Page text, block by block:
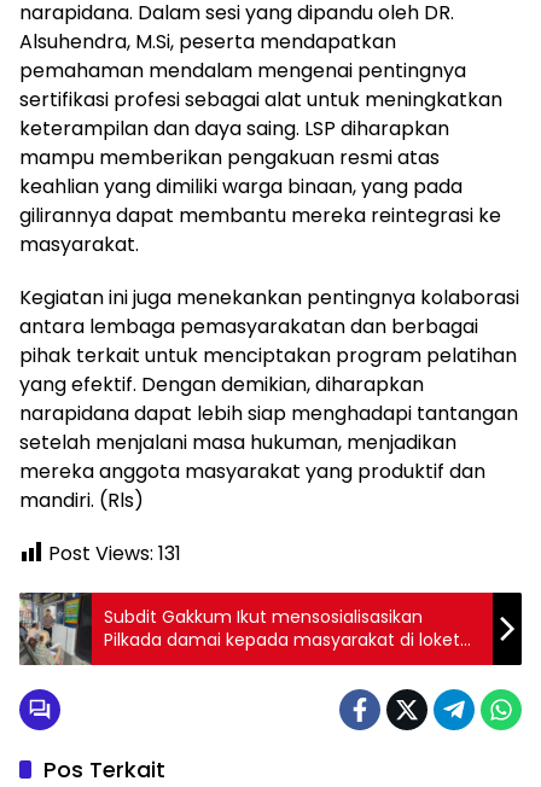
narapidana. Dalam sesi yang dipandu oleh DR.
Alsuhendra, M.Si, peserta mendapatkan
pemahaman mendalam mengenai pentingnya
sertifikasi profesi sebagai alat untuk meningkatkan
keterampilan dan daya saing. LSP diharapkan
mampu memberikan pengakuan resmi atas
keahlian yang dimiliki warga binaan, yang pada
gilirannya dapat membantu mereka reintegrasi ke
masyarakat.
Kegiatan ini juga menekankan pentingnya kolaborasi
antara lembaga pemasyarakatan dan berbagai
pihak terkait untuk menciptakan program pelatihan
yang efektif. Dengan demikian, diharapkan
narapidana dapat lebih siap menghadapi tantangan
setelah menjalani masa hukuman, menjadikan
mereka anggota masyarakat yang produktif dan
mandiri. (Rls)
Post Views: 131
Subdit Gakkum Ikut mensosialisasikan
Pilkada damai kepada masyarakat di loket
pelayanan ETLE
Pos Terkait